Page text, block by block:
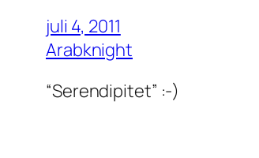
juli 4, 2011
Arabknight
“Serendipitet” :-)